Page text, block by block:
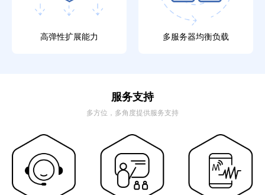
高弹性扩展能力 多服务器均衡负载
服务支持
多方位，多角度提供服务支持